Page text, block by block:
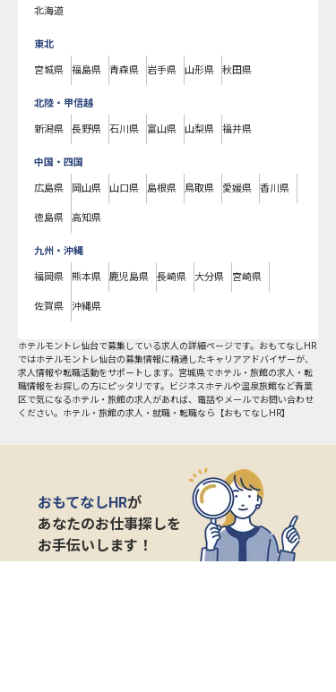
北海道
東北
宮城県 福島県 青森県 岩手県 山形県 秋田県
北陸・甲信越
新潟県 長野県 石川県 富山県 山梨県 福井県
中国・四国
広島県 岡山県 山口県 島根県 鳥取県 愛媛県 香川県
徳島県 高知県
九州・沖縄
福岡県 熊本県 鹿児島県 長崎県 大分県 宮崎県
佐賀県 沖縄県
ホテルモントレ仙台で募集している求人の詳細ページです。おもてなしHR
ではホテルモントレ仙台の募集情報に精通したキャリアアドバイザーが、
求人情報や転職活動をサポートします。宮城県でホテル・旅館の求人・転
職情報をお探しの方にピッタリです。ビジネスホテルや温泉旅館など青葉
区で気になるホテル・旅館の求人があれば、電話やメールでお問い合わせ
ください。ホテル・旅館の求人・就職・転職なら【おもてなしHR】
おもてなしHRが
あなたのお仕事探しを
お手伝いします！